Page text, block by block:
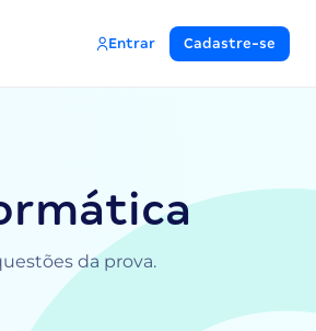
Entrar Cadastre-se
da prova.